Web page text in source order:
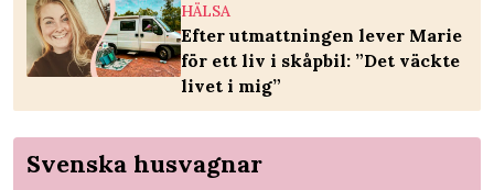
HÄLSA
Efter utmattningen lever Marie
för ett liv i skåpbil: ”Det väckte
livet i mig”
Svenska husvagnar